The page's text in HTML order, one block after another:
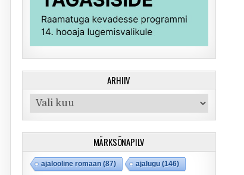
ARHIIV
Arhiiv
MÄRKSÕNAPILV
ajalooline romaan(87) ajalugu(146)